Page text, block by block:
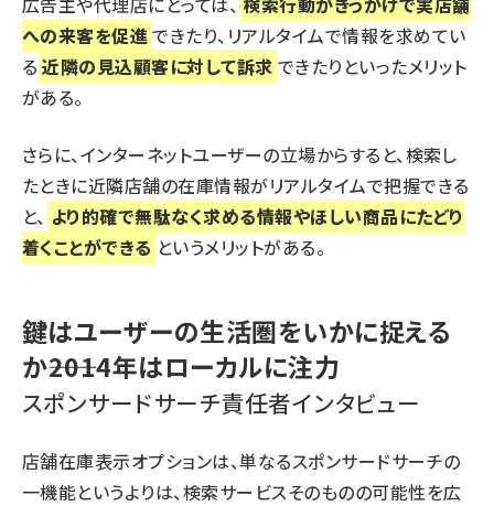
への来客を促進できたり、リアルタイムで情報を求めてい
る 近隣の見込顧客に対して訴求 できたりといったメリット
がある。
さらに、インターネットユーザーの立場からすると、検索し
たときに近隣店舗の在庫情報がリアルタイムで把握できる
と、 より的確で無駄なく求める情報やほしい商品にたどり
着くことができる というメリットがある。
鍵はユーザーの生活圏をいかに捉える
か――2014年はローカルに注力
スポンサードサーチ責任者インタビュー
店舗在庫表示オプションは、単なるスポンサードサーチの
一機能というよりは、検索サービスそのものの可能性を広